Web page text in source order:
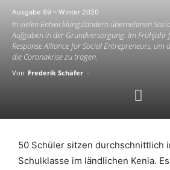
Ausgabe 89 – Winter 2020
In vielen Entwicklungsländern übernehmen
Aufgaben in der Grundversorgung. Im Frühjahr
Response Alliance for Social Entrepreneurs, um
die Coronakrise zu tragen.
Von Frederik Schäfer -
50 Schüler sitzen durchschnittlich
Schulklasse im ländlichen Kenia.